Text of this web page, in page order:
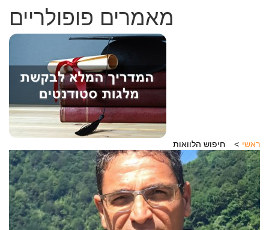
מאמרים פופולריים
ראשי חיפוש הלוואות